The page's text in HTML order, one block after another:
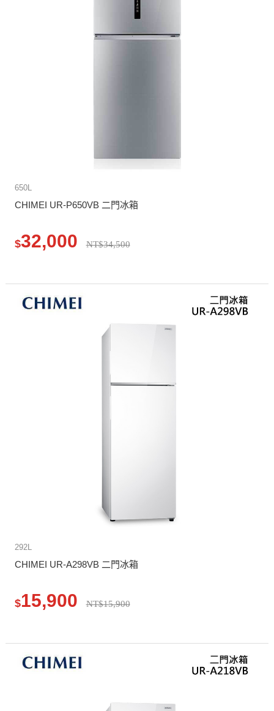
650L
CHIMEI UR-P650VB 二門冰箱
$32,000 NT$34,500
292L
CHIMEI UR-A298VB 二門冰箱
$15,900 NT$15,900